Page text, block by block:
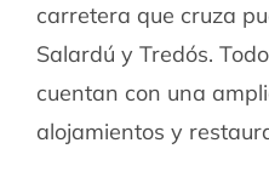
carretera que cruza
Salardú y Tredós.
cuentan con una
alojamientos y